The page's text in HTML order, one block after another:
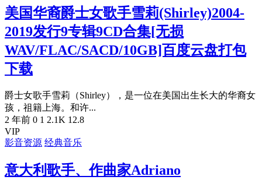
美国华裔爵士女歌手雪莉(Shirley)2004-
2019发行9专辑9CD合集[无损
WAV/FLAC/SACD/10GB]百度云盘打包
下载
爵士女歌手雪莉（Shirley），是一位在美国出生长大的华裔女
孩，祖籍上海。和许...
2 年前 0 1 2.1K 12.8
VIP
影音资源 经典音乐
意大利歌手、作曲家Adriano